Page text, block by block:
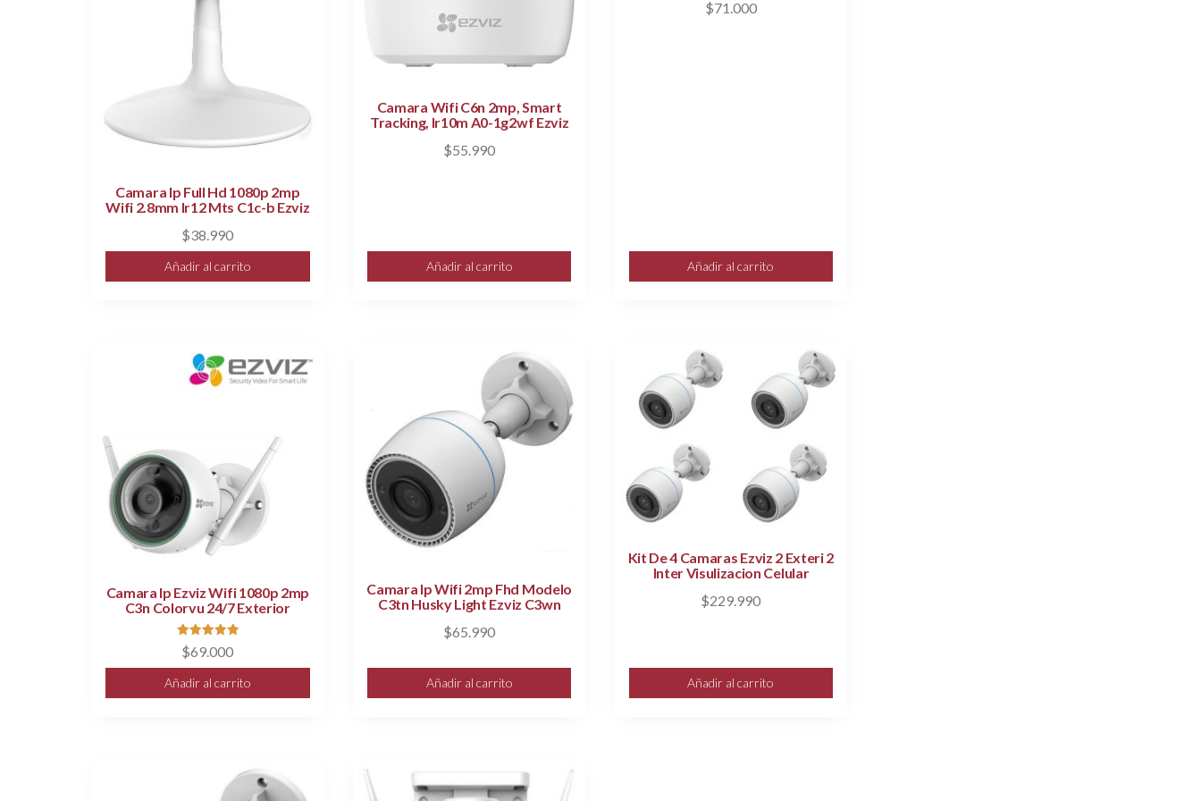
Camara Ip Full Hd 1080p 2mp
Wifi 2.8mm Ir12 Mts C1c-b Ezviz
$38.990
Añadir al carrito
Camara Wifi C6n 2mp, Smart
Tracking, Ir10m A0-1g2wf Ezviz
$55.990
Añadir al carrito
$71.000
Añadir al carrito
Camara Ip Ezviz Wifi 1080p 2mp
C3n Colorvu 24/7 Exterior
Valorado
con
5.00
de 5
$69.000
Añadir al carrito
Camara Ip Wifi 2mp Fhd Modelo
C3tn Husky Light Ezviz C3wn
$65.990
Añadir al carrito
Kit De 4 Camaras Ezviz 2 Exteri 2
Inter Visulizacion Celular
$229.990
Añadir al carrito